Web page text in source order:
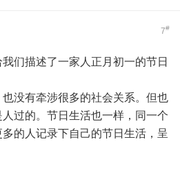
7#
们描述了一家人正月初一的节日
没有牵涉很多的社会关系。但也
过的。节日生活也一样，同一个
的人记录下自己的节日生活，呈